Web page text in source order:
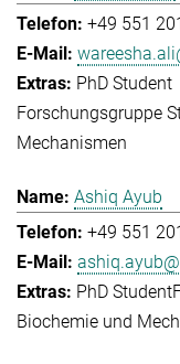
+49 551
PhD Student
Forschungsgruppe
Mechanismen
Ashiq Ayub
+49 551
PhD Student
Biochemie und